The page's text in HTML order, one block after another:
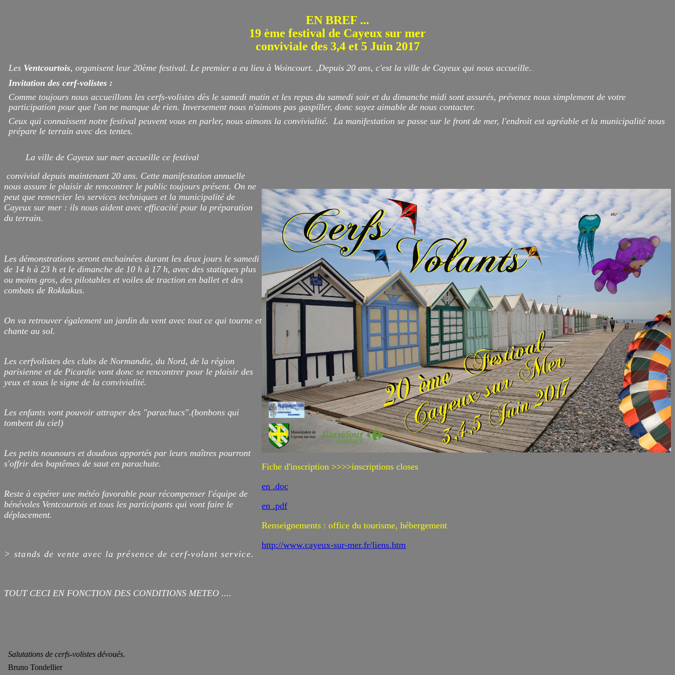
EN BREF ...
19 ème festival de Cayeux sur mer
conviviale des 3,4 et 5 Juin 2017
Les Ventcourtois, organisent leur 20ème festival. Le premier a eu lieu à Woincourt. ,Depuis 20 ans, c'est la ville de Cayeux qui nous accueille..
Invitation des cerf-volistes :
Comme toujours nous accueillons les cerfs-volistes dès le samedi matin et les repas du samedi soir et du dimanche midi sont assurés, prévenez nous simplement de votre
participation pour que l'on ne manque de rien. Inversement nous n'aimons pas gaspiller, donc soyez aimable de nous contacter.
Ceux qui connaissent notre festival peuvent vous en parler, nous aimons la convivialité. La manifestation se passe sur le front de mer, l'endroit est agréable et la municipalité nous
prépare le terrain avec des tentes.
La ville de Cayeux sur mer accueille ce festival
convivial depuis maintenant 20 ans. Cette manifestation annuelle
nous assure le plaisir de rencontrer le public toujours présent. On ne
peut que remercier les services techniques et la municipalité de
Cayeux sur mer : ils nous aident avec efficacité pour la préparation
du terrain.
Les démonstrations seront enchainées durant les deux jours le samedi
de 14 h à 23 h et le dimanche de 10 h à 17 h, avec des statiques plus
ou moins gros, des pilotables et voiles de traction en ballet et des
combats de Rokkakus.
On va retrouver également un jardin du vent avec tout ce qui tourne et
chante au sol.
Les cerfvolistes des clubs de Normandie, du Nord, de la région
parisienne et de Picardie vont donc se rencontrer pour le plaisir des
yeux et sous le signe de la convivialité.
Les enfants vont pouvoir attraper des "parachucs".(bonbons qui
tombent du ciel)
Les petits nounours et doudous apportés par leurs maîtres pourront
s'offrir des baptêmes de saut en parachute.
Reste à espérer une météo favorable pour récompenser l'équipe de
bénévoles Ventcourtois et tous les participants qui vont faire le
déplacement.
> stands de vente avec la présence de cerf-volant service.
TOUT CECI EN FONCTION DES CONDITIONS METEO ....
Fiche d'inscription >>>>inscriptions closes
en .doc
en .pdf
Renseignements : office du tourisme, hébergement
http://www.cayeux-sur-mer.fr/liens.htm
Salutations de cerfs-volistes dévoués.
Bruno Tondellier